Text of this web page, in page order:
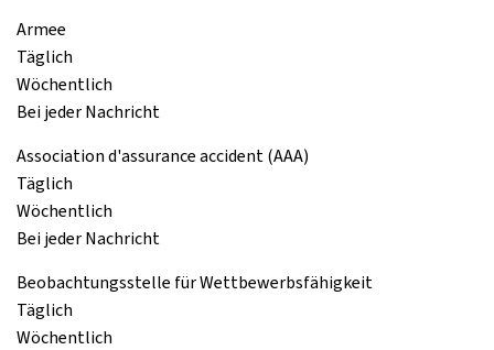
Armee
Täglich
Wöchentlich
Bei jeder Nachricht
Association d'assurance accident (AAA)
Täglich
Wöchentlich
Bei jeder Nachricht
Beobachtungsstelle für Wettbewerbsfähigkeit
Täglich
Wöchentlich